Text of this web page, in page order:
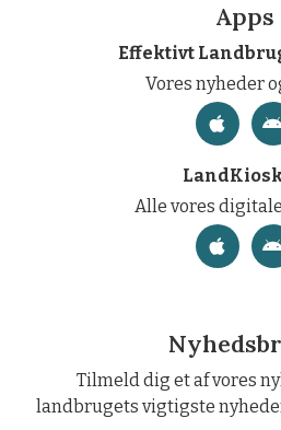
Apps
Effektivt
Vores nyheder
Alle vores
Tilmeld dig et af vores
landbrugets vigtigste